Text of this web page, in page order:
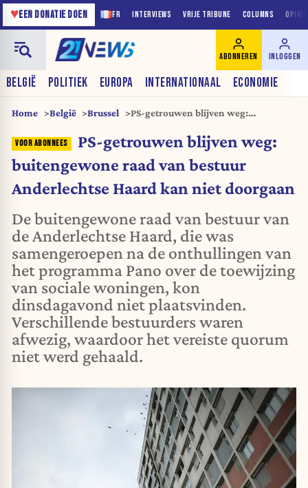
FR INTERVIEWS VRIJE TRIBUNE COLUMNS
♥EEN DONATIE DOEN
BELGIË POLITIEK EUROPA INTERNATIONAAL ECONOMIE
ABONNEREN INLOGGEN
Home België Brussel
PS-getrouwen blijven weg:
Anderlechtse Haard kan niet
doorgaan
PS-getrouwen blijven weg:
buitengewone raad van bestuur
Anderlechtse Haard kan niet doorgaan
De buitengewone raad van bestuur van
de Anderlechtse Haard, die was
samengeroepen na de onthullingen van
het programma Pano over de toewijzing
van sociale woningen, kon
dinsdagavond niet plaatsvinden.
Verschillende bestuurders waren
afwezig, waardoor het vereiste quorum
niet werd gehaald.